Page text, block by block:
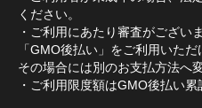
ください。
・ご利用にあたり審査がござい
「GMO後払い」をご利用いた
その場合には別のお支払方法へ
・ご利用限度額はGMO後払い